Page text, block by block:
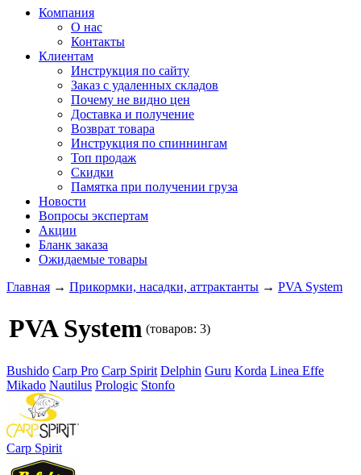
Компания
О нас
Контакты
Клиентам
Инструкция по сайту
Заказ с удаленных складов
Почему не видно цен
Доставка и получение
Возврат товара
Инструкция по спиннингам
Топ продаж
Скидки
Памятка при получении груза
Новости
Вопросы экспертам
Акции
Бланк заказа
Ожидаемые товары
Главная → Прикормки, насадки, аттрактанты → PVA System
PVA System (товаров: 3)
Bushido Carp Pro Carp Spirit Delphin Guru Korda Linea Effe
Mikado Nautilus Prologic Stonfo
Carp Spirit